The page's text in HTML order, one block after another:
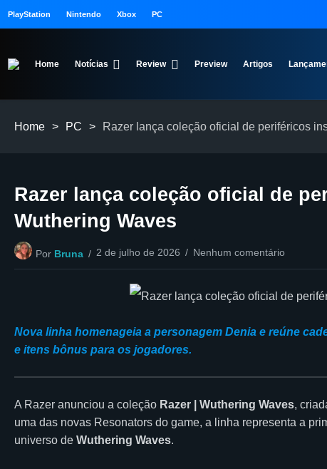
PlayStation Nintendo Xbox PC
Home Notícias Review Preview Artigos
Home > PC > Razer lança coleção oficial de periféricos
Razer lança coleção oficial de
Wuthering Waves
Por Bruna 2 de julho de 2026 Nenhum comentário
Nova linha homenageia a personagem Denia e reúne
e itens bônus para os jogadores.
A Razer anunciou a coleção Razer | Wuthering Waves,
uma das novas Resonators do game, a linha representa a
universo de Wuthering Waves.